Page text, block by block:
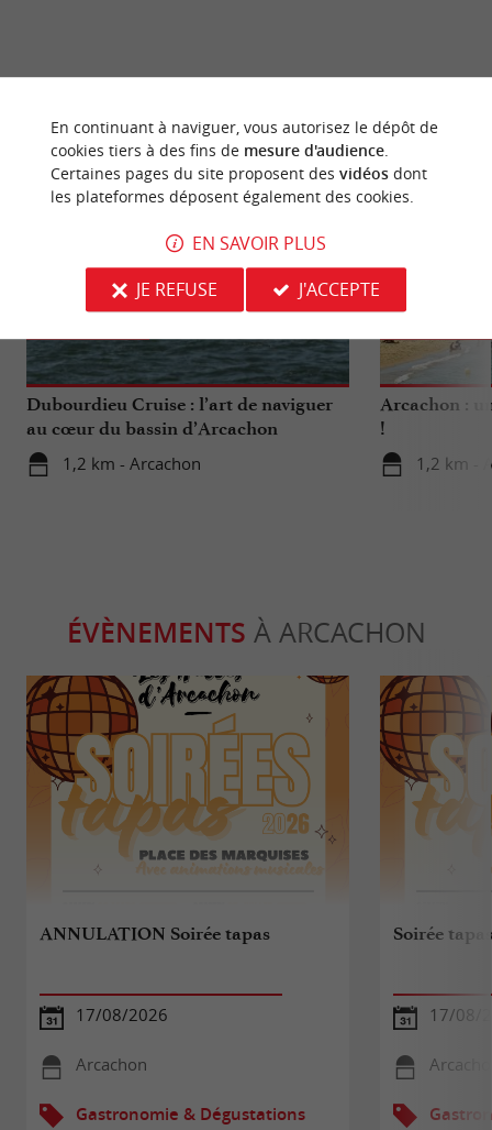
NOUS AVONS TESTÉPOUR VOUS
Dubourdieu Cruise : l’art de naviguer
au cœur du bassin d’Arcachon
1,2 km - Arcachon
Arcachon :
!
1,2 km -
ÉVÈNEMENTS À ARCACHON
ANNULATION Soirée tapas
17/08/2026
Arcachon
Gastronomie & Dégustations
Soirée
17/08/
En continuant à naviguer, vous autorisez le dépôt de
cookies tiers à des fins de mesure d'audience.
Certaines pages du site proposent des vidéosdont
les plateformes déposent également des cookies.
EN SAVOIR PLUS
JE REFUSE
J'ACCEPTE